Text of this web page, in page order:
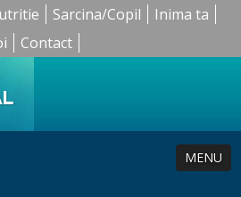
Sarcina/Copil
Inima ta
Contact
MENU